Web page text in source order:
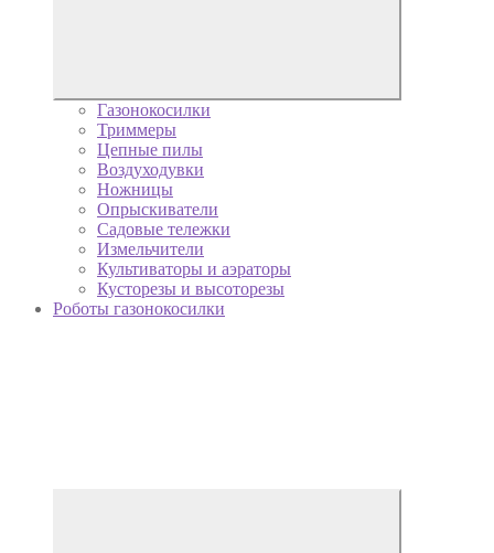
Газонокосилки
Триммеры
Цепные пилы
Воздуходувки
Ножницы
Опрыскиватели
Садовые тележки
Измельчители
Культиваторы и аэраторы
Кусторезы и высоторезы
Роботы газонокосилки